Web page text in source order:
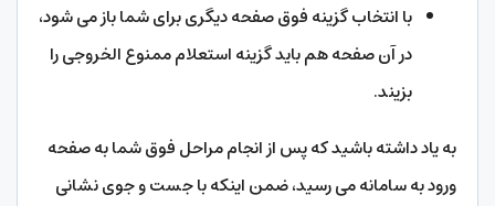
با انتخاب گزینه فوق صفحه دیگری برای شما باز می شود،
در آن صفحه هم باید گزینه استعلام ممنوع الخروجی را
بزیند.
به یاد داشته باشید که پس از انجام مراحل فوق شما به صفحه
ورود به سامانه می رسید، ضمن اینکه با جست و جوی نشانی